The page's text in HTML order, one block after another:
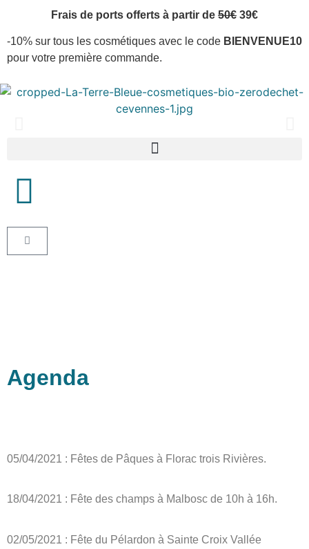
Frais de ports offerts à partir de 50€ 39€
-10% sur tous les cosmétiques avec le code BIENVENUE10
pour votre première commande.
Agenda
05/04/2021 : Fêtes de Pâques à Florac trois Rivières.
18/04/2021 : Fête des champs à Malbosc de 10h à 16h.
02/05/2021 : Fête du Pélardon à Sainte Croix Vallée